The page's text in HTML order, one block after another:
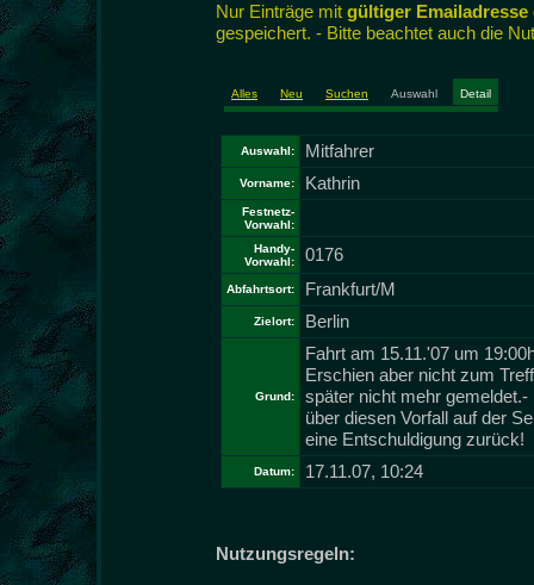
Nur Einträge mit gültiger Emailadresse
gespeichert. - Bitte beachtet auch die
Alles Neu Suchen Auswahl Detail
Auswahl: Mitfahrer
Vorname: Kathrin
Festnetz-
Vorwahl:
Handy-
Vorwahl:
0176
Abfahrtsort: Frankfurt/M
Zielort: Berlin
Grund:
Fahrt am 15.11.'07 um
Erschien aber nicht zum
später nicht mehr
über diesen Vorfall auf der
eine Entschuldigung zurück!
Datum: 17.11.07, 10:24
Nutzungsregeln: